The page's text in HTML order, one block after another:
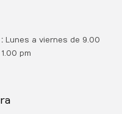
Lunes a viernes de 9.00
pm